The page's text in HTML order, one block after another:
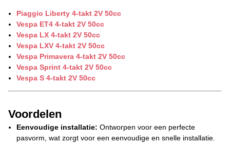
Piaggio Liberty 4-takt 2V 50cc
Vespa ET4 4-takt 2V 50cc
Vespa LX 4-takt 2V 50cc
Vespa LXV 4-takt 2V 50cc
Vespa Primavera 4-takt 2V 50cc
Vespa Sprint 4-takt 2V 50cc
Vespa S 4-takt 2V 50cc
Voordelen
Eenvoudige installatie: Ontworpen voor een perfecte
pasvorm, wat zorgt voor een eenvoudige en snelle installatie.